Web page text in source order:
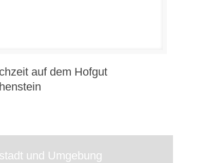
auf dem Hofgut
und Umgebung